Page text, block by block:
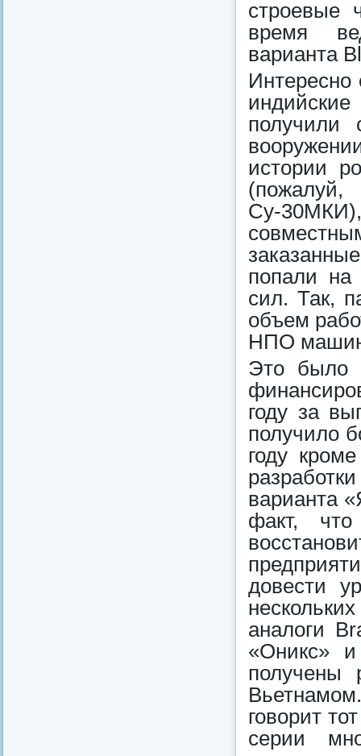
строевые
время
варианта
Интересно
получили
истории
Су-30МКИ),
попали на
сил. Так,
объем
НПО
Это было
году за
получило
году
варианта
факт,
довести
аналоги
«Оникс»
получены
говорит
серии